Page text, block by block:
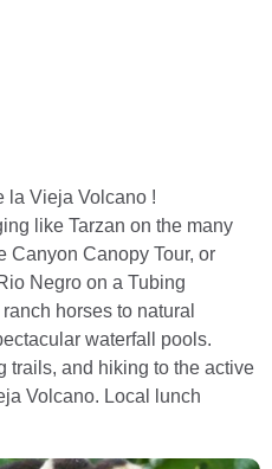
la Vieja Volcano !
like Tarzan on the many
Canyon Canopy Tour, or
Negro on a Tubing
horses to natural
waterfall pools.
trails, and hiking to the active
Volcano. Local lunch